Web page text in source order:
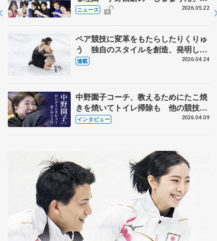
実力者が相次いで参戦 国内の競争激
ニュース 2026.05.22
ペア競技に変革をもたらしたりくりゅ
う 独自のスタイルを創造、発明した
【引退発表後②】
連載 2026.04.24
中野園子コーチ、教えるためにたこ焼
きを焼いてトイレ掃除も 他の競技に
も通用するという坂本花織の筋肉
インタビュー 2026.04.09